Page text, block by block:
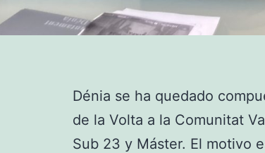
Dénia se ha quedado
de la Volta a la Comunitat
Sub 23 y Máster. El motivo